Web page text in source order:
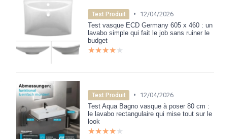
Test Produit •
12/04/2026
Test vasque ECD Germany 605 x 460 : un
lavabo simple qui fait le job sans ruiner le
budget
★★★★★
★★★★★
Test Produit •
12/04/2026
Test Aqua Bagno vasque à poser 80 cm :
le lavabo rectangulaire qui mise tout sur le
look
★★★★★
★★★★★